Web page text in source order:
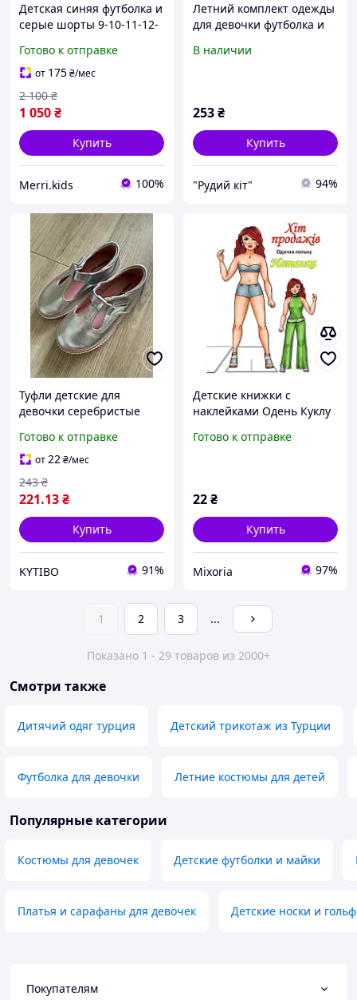
Детская синяя футболка и
серые шорты 9-10-11-12-
комплект для подростка
мальчика девочки
Готово к отправке
от 175₴/мес
1 050₴
2 100 ₴
Купить
Merri.kids 100%
Летний комплект одежды
для девочки футболка и
6/9 м 68/74 см 9/12 м
Турц
В наличии
253₴
Купить
"Рудий кіт" 94%
Туфли детские для
девочки серебристые
нарядные легкие
праздничные удобные
Готово к отправке
от22₴/мес
221.13₴
243 ₴
Купить
KYTIBO 91%
Детские книжки с
наклейками Одень Куклу
Готово к отправке
22₴
Купить
Mixoria 97%
1 2 3 ...
Показано 1 - 29 товаров из 2000+
Смотри также
Дитячий одяг турция Детский трикотаж из Турции
Футболка для девочки Летние костюмы для детей
Популярные категории
Костюмы для девочек Детские футболки и майки
Платья и сарафаны для девочек Детские носки и
Покупателям